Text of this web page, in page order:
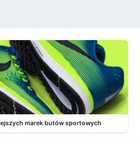
marek butów sportowych